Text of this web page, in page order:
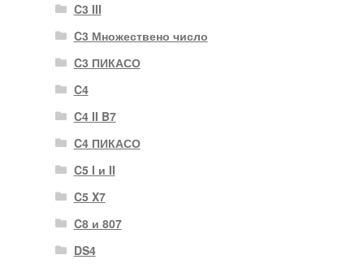
C3 III
C3 Множествено число
C3 ПИКАСО
C4
C4 II B7
C4 ПИКАСО
C5 I и II
C5 X7
C8 и 807
DS4